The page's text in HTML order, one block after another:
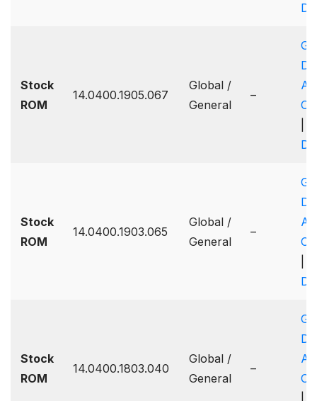
Stock
ROM
14.0400.1905.067
Global /
General
–
Stock
ROM
14.0400.1903.065
Global /
General
–
Stock
ROM
14.0400.1803.040
Global /
General
–